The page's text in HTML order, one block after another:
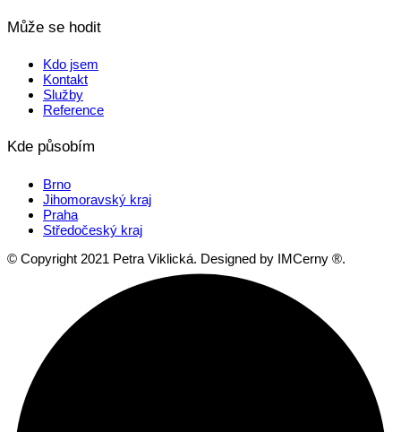
Může se hodit
Kdo jsem
Kontakt
Služby
Reference
Kde působím
Brno
Jihomoravský kraj
Praha
Středočeský kraj
© Copyright 2021 Petra Viklická. Designed by IMCerny ®.